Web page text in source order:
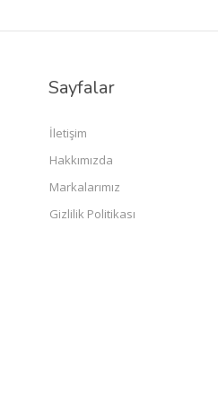
Sayfalar
İletişim
Hakkımızda
Markalarımız
Gizlilik Politikası